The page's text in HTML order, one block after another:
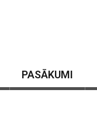
PASĀKUMI